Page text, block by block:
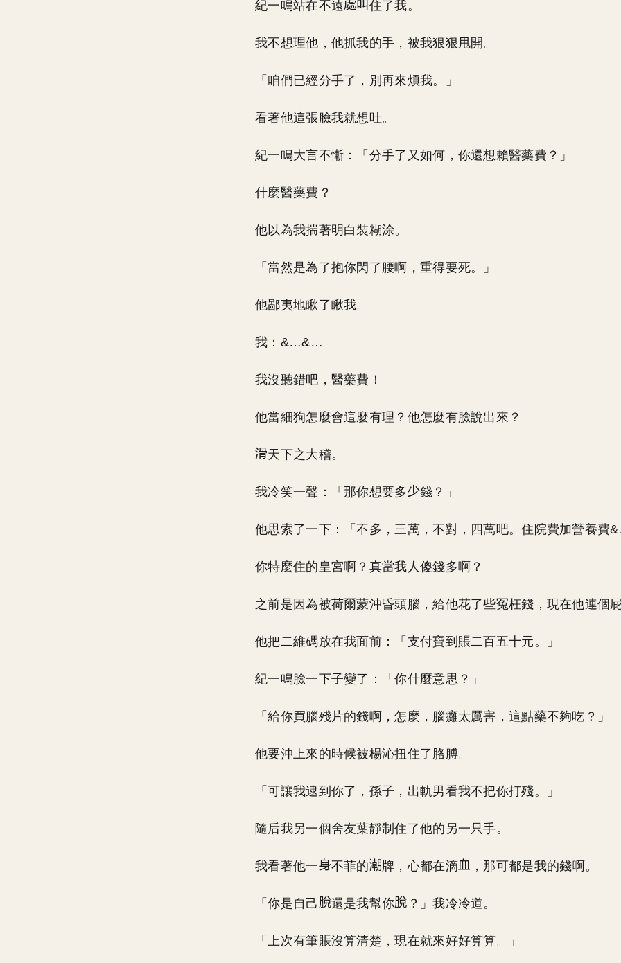
紀一鳴站在不遠 住了我。
我不想理他，他抓我的手，被我狠狠甩開。
「咱們已經分手了，別再來煩我。」
看著他這張臉我就想吐。
紀一鳴大言不慚：「分手了又如何，你還想賴醫藥費？」
什麼醫藥費？
他以為我揣著明白裝糊涂。
「當然是為了抱你閃了腰啊，重得要死。」
他鄙夷地瞅了瞅我。
我：&…&…
我沒聽錯吧，醫藥費！
他當細狗怎麼會這麼有理？他怎麼有臉說出來？
天下之大稽。
我冷笑一聲：「那你想要多 錢？」
他思索了一下：「不多，三萬，不對，四萬吧。住院費加營養費
你特麼住的皇宮啊？真當我人傻錢多啊？
之前是因為被荷爾蒙沖昏頭腦，給他花了些冤枉錢，現在他連個屁
他把二維碼放在我面前：「支付寶到賬二百五十元。」
紀一鳴臉一下子變了：「你什麼意思？」
「給你買腦殘片的錢啊，怎麼，腦癱太厲害，這點藥不夠吃？」
他要沖上來的時候被楊沁扭住了胳膊。
「可讓我逮到你了，孫子，出軌男看我不把你打殘。」
隨后我另一個舍友葉靜制住了他的另一只手。
我看著他一 不菲的 牌，心都在滴 ，那可都是我的錢啊。
「你是自己 還是我幫你 ？」我冷冷道。
「上次有筆賬沒算清楚，現在就來好好算算。」